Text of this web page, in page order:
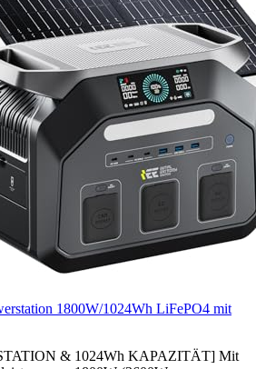
1800W/1024Wh LiFePO4 mit
& 1024Wh KAPAZITÄT] Mit